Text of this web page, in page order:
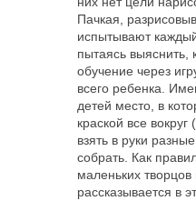
Пачкая,
испытывают
пытаясь выяснить,
обучение через
всего ребенка.
детей место, в
краской все
взять в руки
собрать. Как
маленьких
рассказывается в